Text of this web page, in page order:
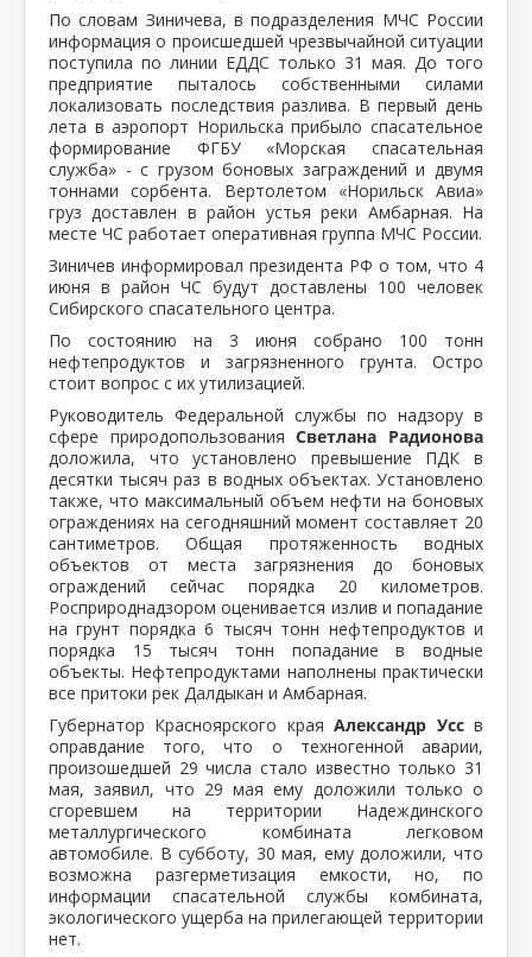
По словам Зиничева, в подразделения МЧС России
информация о происшедшей чрезвычайной ситуации
поступила по линии ЕДДС только 31 мая. До того
предприятие пыталось собственными силами
локализовать последствия разлива. В первый день
лета в аэропорт Норильска прибыло спасательное
формирование ФГБУ «Морская спасательная
служба» - с грузом боновых заграждений и двумя
тоннами сорбента. Вертолетом «Норильск Авиа»
груз доставлен в район устья реки Амбарная. На
месте ЧС работает оперативная группа МЧС России.
Зиничев информировал президента РФ о том, что 4
июня в район ЧС будут доставлены 100 человек
Сибирского спасательного центра.
По состоянию на 3 июня собрано 100 тонн
нефтепродуктов и загрязненного грунта. Остро
стоит вопрос с их утилизацией.
Руководитель Федеральной службы по надзору в
сфере природопользованияСветлана Радионова
доложила, что установлено превышение ПДК в
десятки тысяч раз в водных объектах. Установлено
также, что максимальный объем нефти на боновых
ограждениях на сегодняшний момент составляет 20
сантиметров. Общая протяженность водных
объектов от места загрязнения до боновых
ограждений сейчас порядка 20 километров.
Росприроднадзором оценивается излив и попадание
на грунт порядка 6 тысяч тонн нефтепродуктов и
порядка 15 тысяч тонн попадание в водные
объекты. Нефтепродуктами наполнены практически
все притоки рек Далдыкан и Амбарная.
Губернатор Красноярского краяАлександр Уссв
оправдание того, что о техногенной аварии,
произошедшей 29 числа стало известно только 31
мая, заявил, что 29 мая ему доложили только о
сгоревшем на территории Надеждинского
металлургического комбината легковом
автомобиле. В субботу, 30 мая, ему доложили, что
возможна разгерметизация емкости, но, по
информации спасательной службы комбината,
экологического ущерба на прилегающей территории
нет.